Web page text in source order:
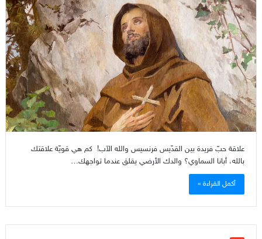
علاقة حبّ فريدة بين القدّيس فرنسيس والله الآب! كم هي قويّة علاقتك
بالله، أبانا السماوي؟ والدك الأرضي يقلق عندما تواجهك…
أكمل القراءة »